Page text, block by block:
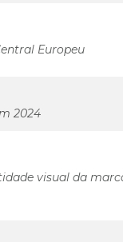
Europeu
2024
visual da